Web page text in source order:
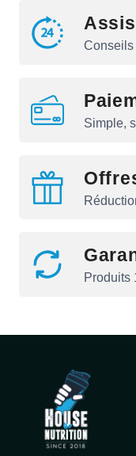
Conseils
Simple,
Produits